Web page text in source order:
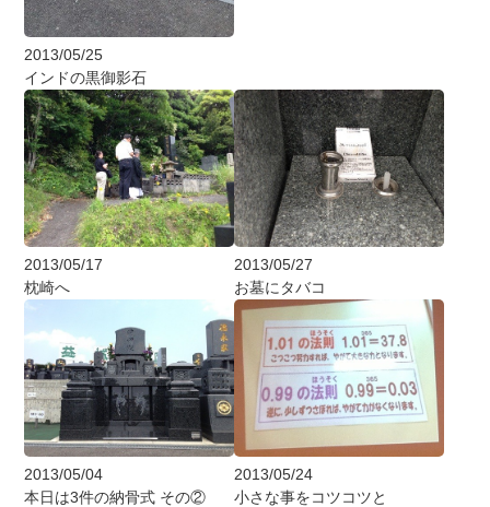
2013/05/25
インドの黒御影石
2013/05/17
枕崎へ
2013/05/27
お墓にタバコ
2013/05/04
本日は3件の納骨式 その②
2013/05/24
小さな事をコツコツと